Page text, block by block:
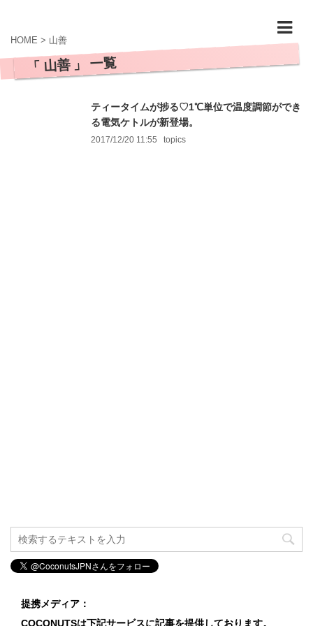
HOME > 山善
「 山善 」 一覧
ティータイムが捗る♡1℃単位で温度調節ができ
る電気ケトルが新登場。
2017/12/20 11:55 topics
提携メディア：
COCONUTSは下記サービスに記事を提供しております。